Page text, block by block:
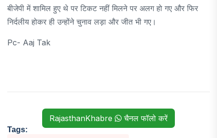
बीजेपी में शामिल हुए थे पर टिकट नहीं मिलने पर अलग हो गए और फिर
निर्दलीय होकर ही उन्होंने चुनाव लड़ा और जीत भी गए।
Pc- Aaj Tak
RajasthanKhabre चैनल फॉलो करें
Tags: